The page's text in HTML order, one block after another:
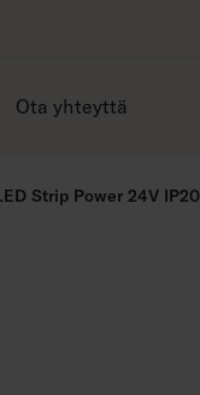
Ota yhteyttä
Strip Power 24V